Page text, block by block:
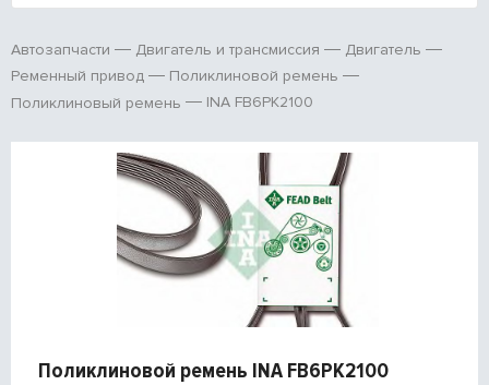
Автозапчасти Двигатель и трансмиссия
Двигатель
Ременный привод
Поликлиновой ремень
Поликлиновый ремень
INA FB6PK2100
Поликлиновой ремень INA FB6PK2100